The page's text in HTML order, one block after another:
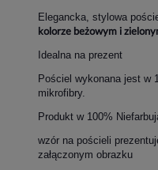
Elegancka, stylowa
kolorze beżowym i
Idealna na prezent
Pościel wykonana jest w
mikrofibry.
Produkt w 100%
wzór na pościeli
załączonym obrazku